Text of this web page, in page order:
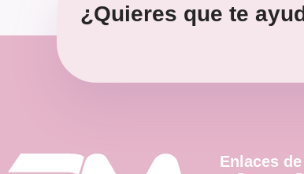
¿Quieres que te
Enlaces